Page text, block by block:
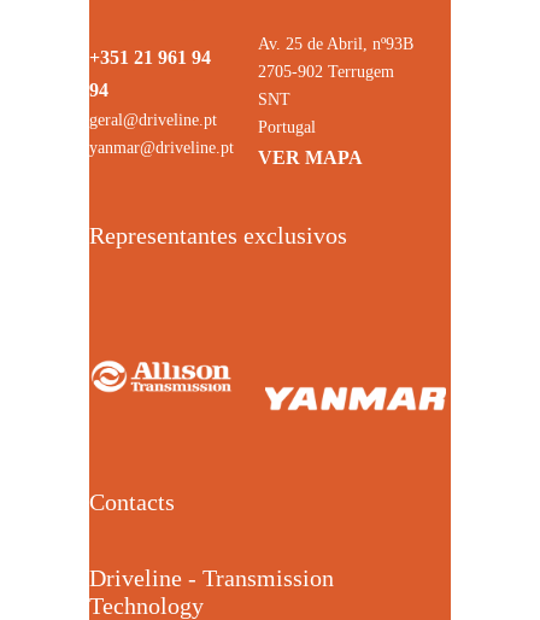
+351 21 961 94
94
geral@driveline.pt
yanmar@driveline.pt
Av. 25 de Abril, nº93B
2705-902 Terrugem
SNT
Portugal
VER MAPA
Representantes exclusivos
Contacts
Driveline - Transmission
Technology